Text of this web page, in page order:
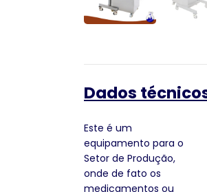
Dados
Este é um
equipamento para o
Setor de Produção,
onde de fato os
medicamentos ou